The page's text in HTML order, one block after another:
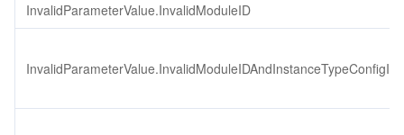
InvalidParameterValue.InvalidModuleID
InvalidParameterValue.InvalidModuleIDAndInstanceTypeConfigID